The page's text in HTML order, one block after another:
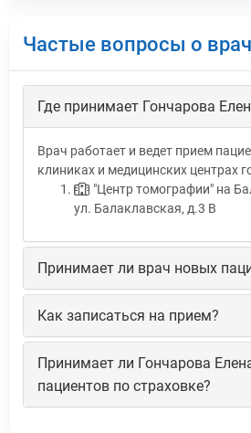
Частые вопросы о
Где принимает Гончарова
Врач работает и ведет прием
клиниках и медицинских центрах
"Центр томографии" на
ул. Балаклавская, д.3 В
Принимает ли врач новых
Как записаться на прием?
Принимает ли Гончарова
пациентов по страховке?